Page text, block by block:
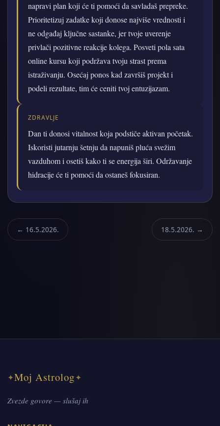
napravi plan koji će ti pomoći da savladaš prepreke.
Prioritetizuj zadatke koji donose najviše vrednosti i
ne odgađaj ključne sastanke, jer tvoje uverenje
privlači pozitivne reakcije kolega. Posveti pola sata
online kursu koji podržava tvoju strast prema
istraživanju. Osećaj ponos kad završiš projekt i
podeli rezultate, tim će ceniti tvoj entuzijazam.
ZDRAVLJE
Dan ti donosi vitalnost koja podstiče aktivan početak.
Iskoristi jutarnju šetnju da napuniš pluća svežim
vazduhom i osetiš kako ti se energija širi. Održavanje
hidracije će ti pomoći da ostaneš fokusiran.
← 16.5.2026. 18.5.2026. →
✦Moj Astrolog✦
Zvezde govore — slušaj ih